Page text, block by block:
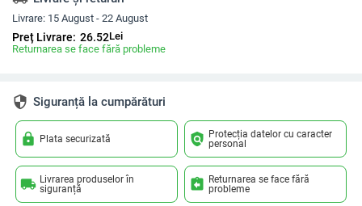
Livrare: 15 August - 22 August
Preț Livrare: 26.52Lei
Returnarea se face fără probleme
security Siguranță la cumpărături
lock Plata securizată policy Protecția datelor cu caracter
personal
local_shipping Livrarea produselor în
siguranță
assignment_return Returnarea se face fără
probleme